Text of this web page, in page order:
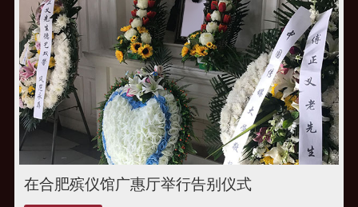
在合肥殡仪馆广惠厅举行告别仪式